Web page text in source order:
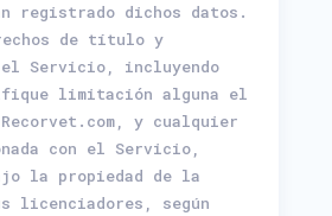
registrado dichos datos.
de título y
el Servicio, incluyendo
limitación alguna el
y cualquier
con el Servicio,
la propiedad de la
licenciadores, según